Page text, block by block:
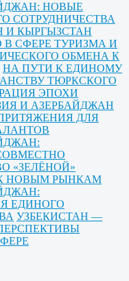
НОВЫЕ
СОТРУДНИЧЕСТВА
И КЫРГЫЗСТАН
СФЕРЕ ТУРИЗМА И
ОБМЕНА К
НА ПУТИ К ЕДИНОМУ
ТЮРКСКОГО
ЭПОХИ
И АЗЕРБАЙДЖАН
ДЛЯ
«ЗЕЛЁНОЙ»
НОВЫМ РЫНКАМ
ЕДИНОГО
УЗБЕКИСТАН —